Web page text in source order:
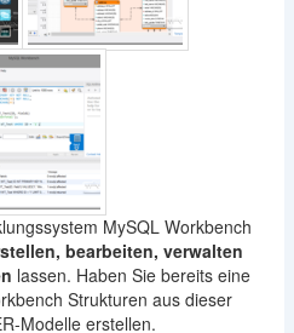
MySQL Workbench
bearbeiten, verwalten
lassen. Haben Sie bereits eine
Strukturen aus dieser
Modelle erstellen.